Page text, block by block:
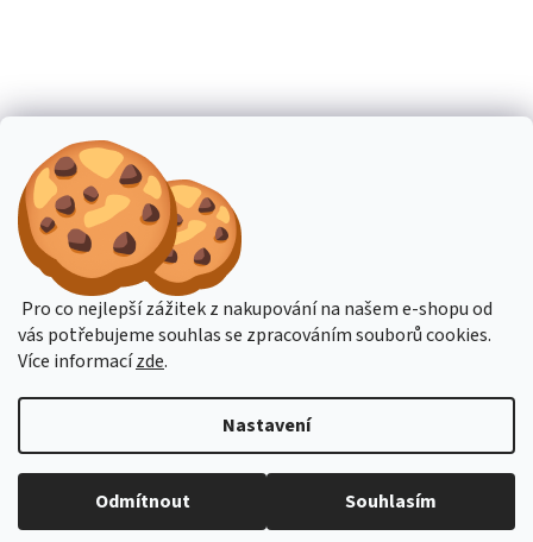
Pro co nejlepší zážitek z nakupování na našem e-shopu od
vás potřebujeme souhlas se zpracováním souborů cookies.
Více informacízde.
Nastavení
Odmítnout Souhlasím
Budete-li potřebovat poradit, pište přes online podporu nebo na email